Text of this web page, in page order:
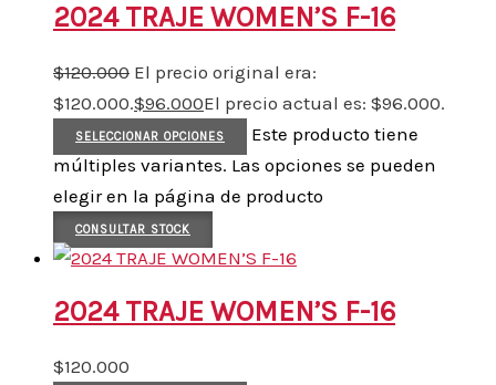
2024 TRAJE WOMEN’S F-16
$120.000 El precio original era:
$120.000.$96.000El precio actual es: $96.000.
SELECCIONAR OPCIONES
Este producto tiene
múltiples variantes. Las opciones se pueden
elegir en la página de producto
CONSULTAR STOCK
2024 TRAJE WOMEN’S F-16
$120.000